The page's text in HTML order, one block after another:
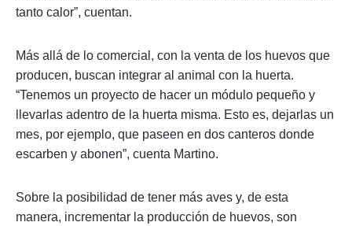
tanto calor”, cuentan.
Más allá de lo comercial, con la venta de los huevos que
producen, buscan integrar al animal con la huerta.
“Tenemos un proyecto de hacer un módulo pequeño y
llevarlas adentro de la huerta misma. Esto es, dejarlas un
mes, por ejemplo, que paseen en dos canteros donde
escarben y abonen”, cuenta Martino.
Sobre la posibilidad de tener más aves y, de esta
manera, incrementar la producción de huevos, son